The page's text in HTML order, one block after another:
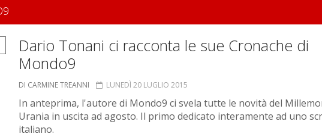
Dario Tonani ci racconta le sue Cronache di
Mondo9
DI CARMINE TREANNI LUNEDÌ 20 LUGLIO 2015
In anteprima, l'autore di Mondo9 ci svela tutte le novità del
Urania in uscita ad agosto. Il primo dedicato interamente ad uno
italiano.